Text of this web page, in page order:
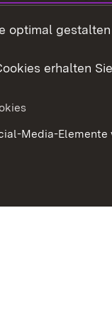
optimal
erhalten
Media-